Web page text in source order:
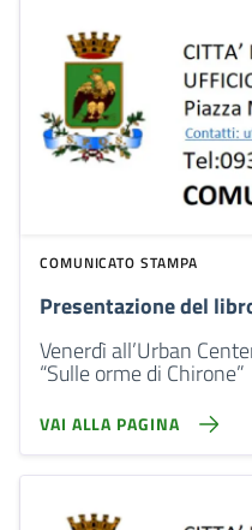
COMUNICATO STAMPA
Presentazione del
Venerdì all’Urban
“Sulle orme di Chirone”
VAI ALLA PAGINA